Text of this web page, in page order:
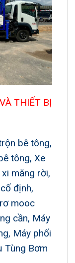
THIẾT BỊ
bê tông,
tông, Xe
măng rời,
định,
mooc
cần, Máy
Máy phối
Tùng Bơm